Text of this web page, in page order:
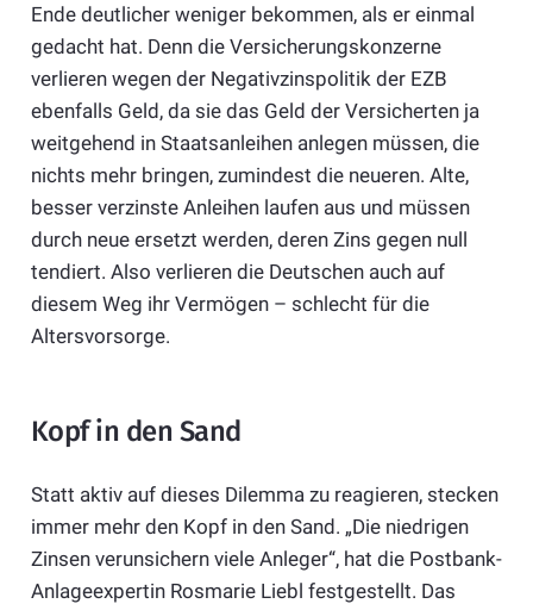
Ende deutlicher weniger bekommen, als er einmal
gedacht hat. Denn die Versicherungskonzerne
verlieren wegen der Negativzinspolitik der EZB
ebenfalls Geld, da sie das Geld der Versicherten ja
weitgehend in Staatsanleihen anlegen müssen, die
nichts mehr bringen, zumindest die neueren. Alte,
besser verzinste Anleihen laufen aus und müssen
durch neue ersetzt werden, deren Zins gegen null
tendiert. Also verlieren die Deutschen auch auf
diesem Weg ihr Vermögen – schlecht für die
Altersvorsorge.
Kopf in den Sand
Statt aktiv auf dieses Dilemma zu reagieren, stecken
immer mehr den Kopf in den Sand. „Die niedrigen
Zinsen verunsichern viele Anleger“, hat die Postbank-
Anlageexpertin Rosmarie Liebl festgestellt. Das